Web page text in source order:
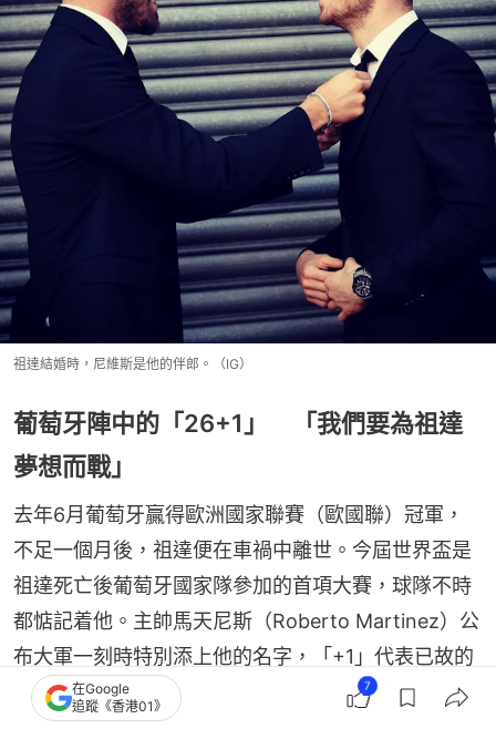
祖達結婚時，尼維斯是他的伴郎。（IG）
葡萄牙陣中的「26+1」 「我們要為祖達
夢想而戰」
去年6月葡萄牙贏得歐洲國家聯賽（歐國聯）冠軍，
不足一個月後，祖達便在車禍中離世。今屆世界盃是
祖達死亡後葡萄牙國家隊參加的首項大賽，球隊不時
都惦記着他。主帥馬天尼斯（Roberto Martinez）公
布大軍一刻時特別添上他的名字，「+1」代表已故的
祖達，「他是我們的力量與快樂。失去迪奧高是個不
在Google
追蹤《香港01》
7